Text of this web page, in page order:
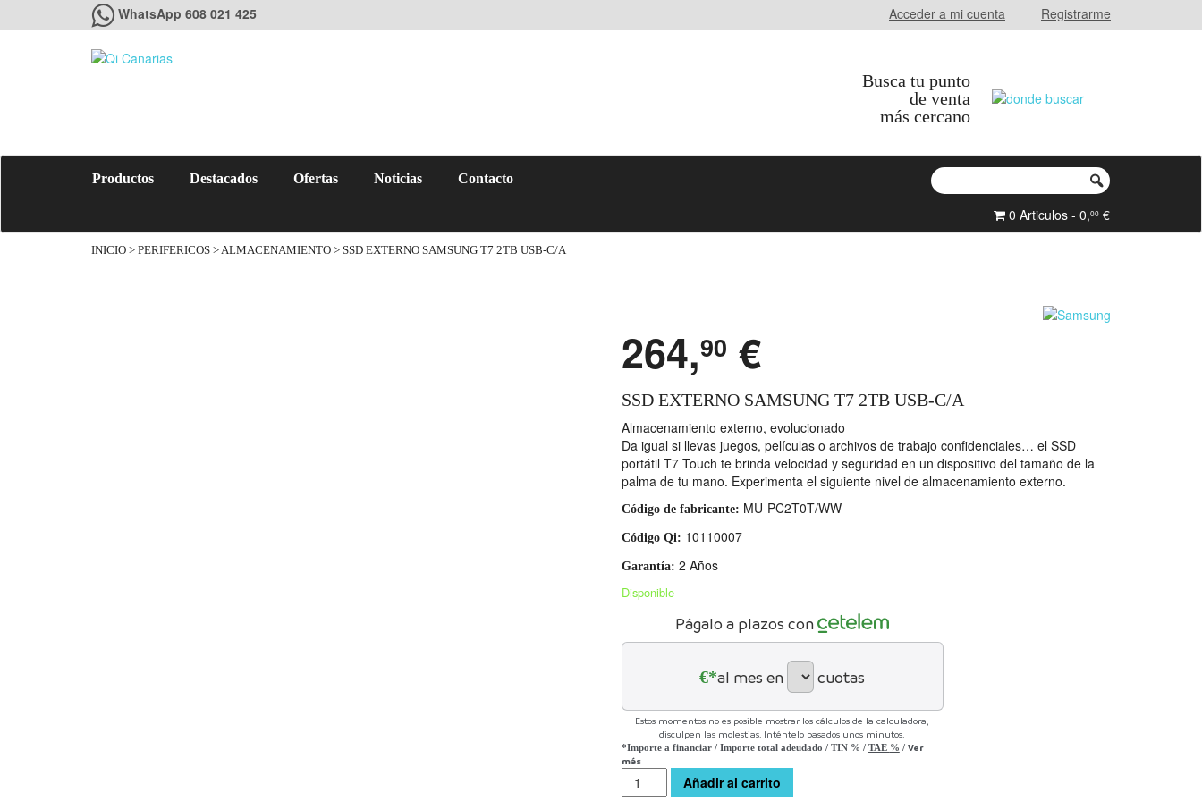
WhatsApp 608 021 425 Acceder a mi cuenta Registrarme
Busca tu punto
de venta
más cercano
Productos Destacados Ofertas Noticias Contacto
0 Articulos - 0,00 €
INICIO > PERIFERICOS >ALMACENAMIENTO > SSD EXTERNO SAMSUNG T7 2TB USB-C/A
264,90 €
SSD EXTERNO SAMSUNG T7 2TB USB-C/A
Almacenamiento externo, evolucionado
Da igual si llevas juegos, películas o archivos de trabajo confidenciales… el SSD
portátil T7 Touch te brinda velocidad y seguridad en un dispositivo del tamaño de la
palma de tu mano. Experimenta el siguiente nivel de almacenamiento externo.
Código de fabricante: MU-PC2T0T/WW
Código Qi: 10110007
Garantía: 2 Años
Disponible
Págalo a plazos con
€*al mes en cuotas
Estos momentos no es posible mostrar los cálculos de la calculadora,
disculpen las molestias. Inténtelo pasados unos minutos.
*Importe a financiar / Importe total adeudado / TIN % / TAE % / Ver
más
Cantidad Añadir al carrito